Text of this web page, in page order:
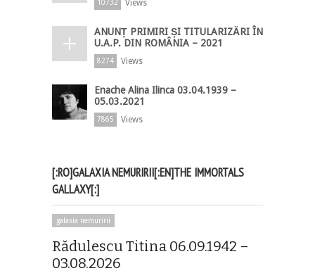
10732 Views
ANUNȚ PRIMIRI ȘI TITULARIZĂRI ÎN
U.A.P. DIN ROMÂNIA – 2021
8274 Views
Enache Alina Ilinca 03.04.1939 –
05.03.2021
7865 Views
[:RO]GALAXIA NEMURIRII[:EN]THE IMMORTALS
GALLAXY[:]
galaxia nemuririi
Rădulescu Titina 06.09.1942 –
03.08.2026